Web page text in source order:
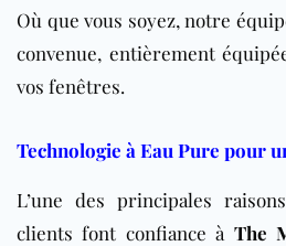
Où que vous soyez, notre
convenue, entièrement
vos fenêtres.
Technologie à Eau Pure pour
L’une des principales
clients font confiance à The